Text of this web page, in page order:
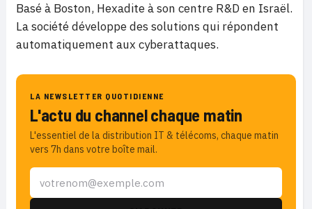
Basé à Boston, Hexadite à son centre R&D en Israël.
La société développe des solutions qui répondent
automatiquement aux cyberattaques.
LA NEWSLETTER QUOTIDIENNE
L'actu du channel chaque matin
L'essentiel de la distribution IT & télécoms, chaque matin
vers 7h dans votre boîte mail.